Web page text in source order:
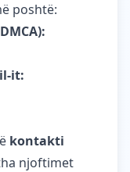
poshtë:
it:
kontakti
njoftimet